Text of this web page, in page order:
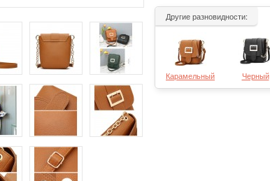
Другие разновидности:
Карамельный Черный